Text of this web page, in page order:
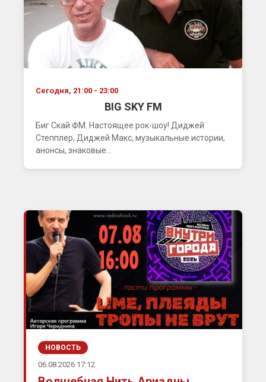
Сегодня, 21:00 - 23:00
BIG SKY FM
Биг Скай ФМ. Настоящее рок-шоу! Диджей
Степплер, Диджей Макс, музыкальные истории,
анонсы, знаковые...
НОВОСТЬ
06.08.2026 17:12